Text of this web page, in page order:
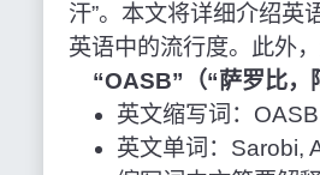
汗”。本文将详细介绍英
英语中的流行度。此外
“OASB”（“萨罗比，
英文缩写词：OASB
英文单词：Sarobi,